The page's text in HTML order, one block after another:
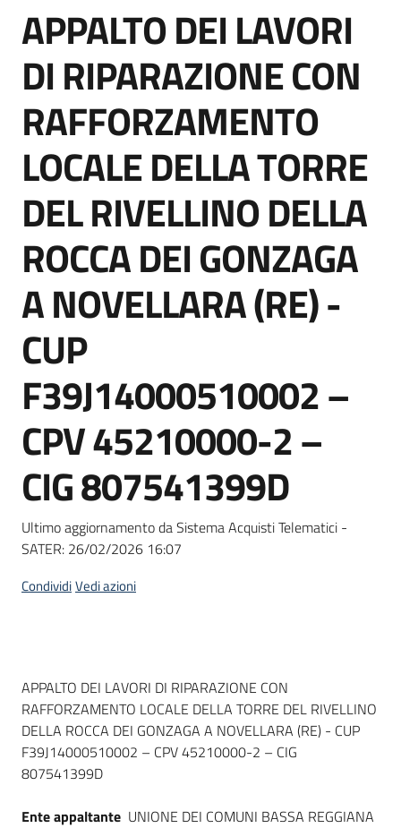
di
acquisto
Supporto
Piattaforme
telematiche
English
site
Seguici
su
Salta al contenuto
APPALTO DEI LAVORI
DI RIPARAZIONE CON
RAFFORZAMENTO
LOCALE DELLA TORRE
DEL RIVELLINO DELLA
ROCCA DEI GONZAGA
A NOVELLARA (RE) -
CUP
F39J14000510002 –
CPV 45210000-2 –
CIG 807541399D
Ultimo aggiornamento da Sistema Acquisti Telematici -
SATER: 26/02/2026 16:07
CondividiVedi azioni
Dati del bando
APPALTO DEI LAVORI DI RIPARAZIONE CON
RAFFORZAMENTO LOCALE DELLA TORRE DEL RIVELLINO
DELLA ROCCA DEI GONZAGA A NOVELLARA (RE) - CUP
F39J14000510002 – CPV 45210000-2 – CIG
807541399D
Ente appaltante UNIONE DEI COMUNI BASSA REGGIANA